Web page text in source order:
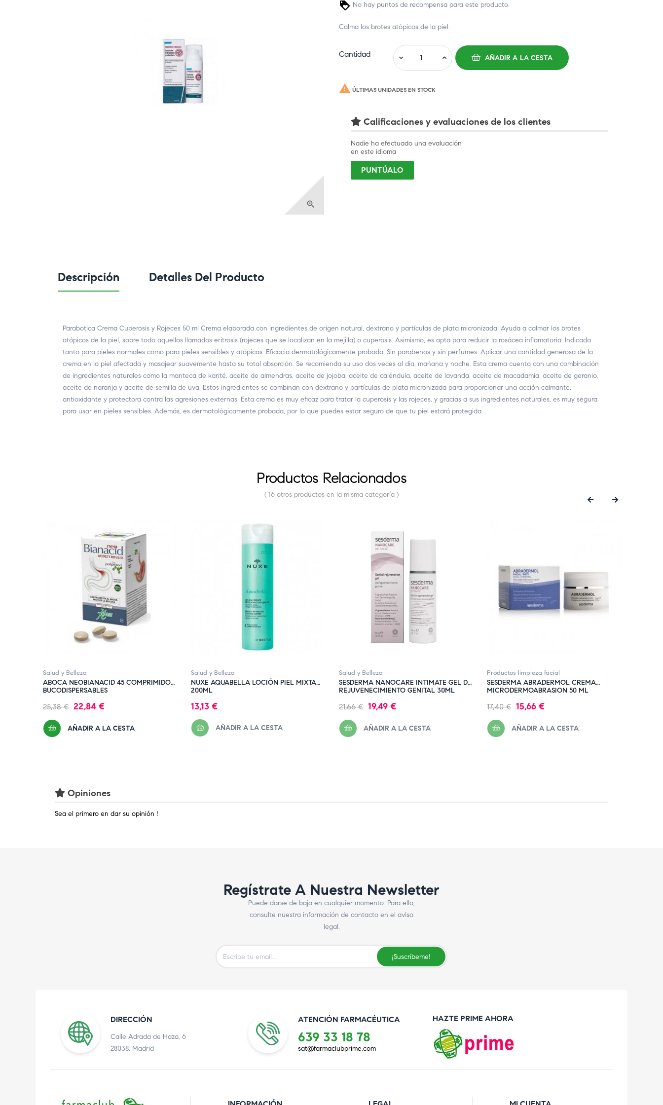

No hay puntos de recompensa para este producto.
Calma los brotes atópicos de la piel.
Cantidad AÑADIR A LA CESTA
 ÚLTIMAS UNIDADES EN STOCK
Calificaciones y evaluaciones de los clientes
Nadie ha efectuado una evaluación
en este idioma
PUNTÚALO
Descripción Detalles Del Producto
Parabotica Crema Cuperosis y Rojeces 50 ml Crema elaborada con ingredientes de origen natural, dextrano y partículas de plata micronizada. Ayuda a calmar los brotes
atópicos de la piel, sobre todo aquellos llamados eritrosis (rojeces que se localizan en la mejilla) o cuperosis. Asimismo, es apta para reducir la rosácea inflamatoria. Indicada
tanto para pieles normales como para pieles sensibles y atópicas. Eficacia dermatológicamente probada. Sin parabenos y sin perfumes. Aplicar una cantidad generosa de la
crema en la piel afectada y masajear suavemente hasta su total absorción. Se recomienda su uso dos veces al día, mañana y noche. Esta crema cuenta con una combinación
de ingredientes naturales como la manteca de karité, aceite de almendras, aceite de jojoba, aceite de caléndula, aceite de lavanda, aceite de macadamia, aceite de geranio,
aceite de naranja y aceite de semilla de uva. Estos ingredientes se combinan con dextrano y partículas de plata micronizada para proporcionar una acción calmante,
antioxidante y protectora contra las agresiones externas. Esta crema es muy eficaz para tratar la cuperosis y las rojeces, y gracias a sus ingredientes naturales, es muy segura
para usar en pieles sensibles. Además, es dermatológicamente probada, por lo que puedes estar seguro de que tu piel estará protegida.
Productos Relacionados
( 16 otros productos en la misma categoría )
Salud y Belleza
ABOCA NEOBIANACID 45 COMPRIMIDOS
BUCODISPERSABLES
Precio
regular
25,38 € Precio
22,84 €
AÑADIR A LA CESTA
Salud y Belleza
NUXE AQUABELLA LOCIÓN PIEL MIXTA
200ML
Precio
13,13 €
AÑADIR A LA CESTA
Salud y Belleza
SESDERMA NANOCARE INTIMATE GEL DE
REJUVENECIMIENTO GENITAL 30ML
Precio
regular
21,66 € Precio
19,49 €
AÑADIR A LA CESTA
Productos limpieza facial
SESDERMA ABRADERMOL CREMA
MICRODERMOABRASION 50 ML
Precio
regular
17,40 € Precio
15,66 €
AÑADIR A LA CESTA
Opiniones
Sea el primero en dar su opinión !
Regístrate A Nuestra Newsletter
Puede darse de baja en cualquier momento. Para ello,
consulte nuestra información de contacto en el aviso
legal.
¡Suscríbeme!
DIRECCIÓN
Calle Adrada de Haza, 6
28038, Madrid
ATENCIÓN FARMACÉUTICA
639 33 18 78
sat@farmaclubprime.com
HAZTE PRIME AHORA